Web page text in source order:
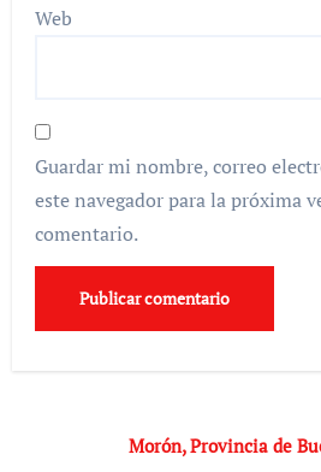
Web
Guardar mi nombre, correo
este navegador para la próxima
comentario.
Morón, Provincia de